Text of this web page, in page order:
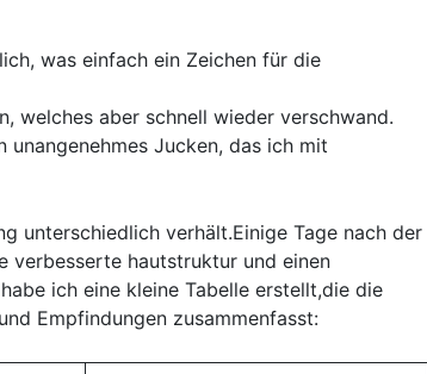
was ⁢einfach ein‍ Zeichen für die
⁤welches‍ aber schnell wieder verschwand.
Jucken,‍ das ich mit
unterschiedlich verhält.Einige Tage nach der
verbesserte hautstruktur‍ und einen
ich eine kleine Tabelle erstellt,die die
⁣Empfindungen zusammenfasst: